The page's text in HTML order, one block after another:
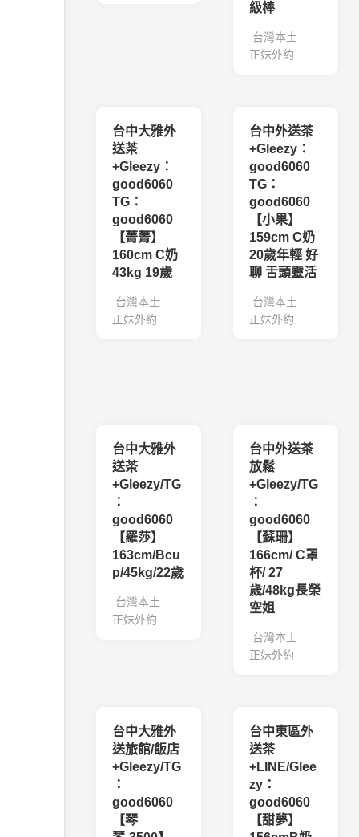
級棒
台灣本土
正妹外約
台中大雅外
送茶
+Gleezy：
good6060
TG：
good6060
【菁菁】
160cm C奶
43kg 19歲
台灣本土
正妹外約
台中外送茶
+Gleezy：
good6060
TG：
good6060
【小果】
159cm C奶
20歲年輕 好
聊 舌頭靈活
台灣本土
正妹外約
台中大雅外
送茶
+Gleezy/TG
：
good6060
【羅莎】
163cm/Bcu
p/45kg/22歲
台灣本土
正妹外約
台中外送茶
放鬆
+Gleezy/TG
：
good6060
【蘇珊】
166cm/ C罩
杯/ 27
歲/48kg長榮
空姐
台灣本土
正妹外約
台中大雅外
送旅館/飯店
+Gleezy/TG
：
good6060
【琴
台中東區外
送茶
+LINE/Glee
zy：
good6060
【甜夢】